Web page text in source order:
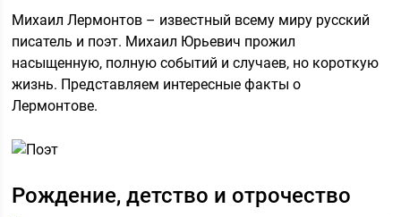
Михаил Лермонтов – известный всему миру русский
писатель и поэт. Михаил Юрьевич прожил
насыщенную, полную событий и случаев, но короткую
жизнь. Представляем интересные факты о
Лермонтове.
Рождение, детство и отрочество